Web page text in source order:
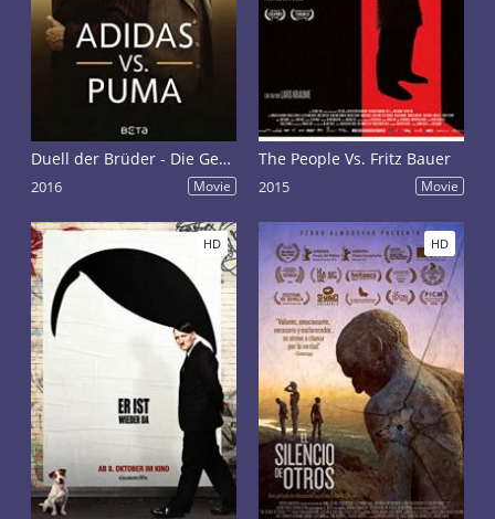
Duell der Brüder - Die Geschichte von Adidas und Puma
2016 Movie
The People Vs. Fritz Bauer
2015 Movie
HD HD